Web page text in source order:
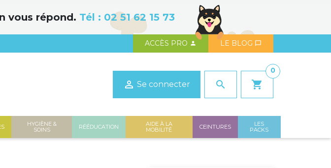
vous répond. Tél : 02 51 62 15 73
ACCÈS PRO  LE BLOG 
 Se connecter search shopping_cart
0
HYGIÈNE &
SOINS
RÉÉDUCATION
AIDE À LA
MOBILITÉ
CEINTURES
LES
PACKS